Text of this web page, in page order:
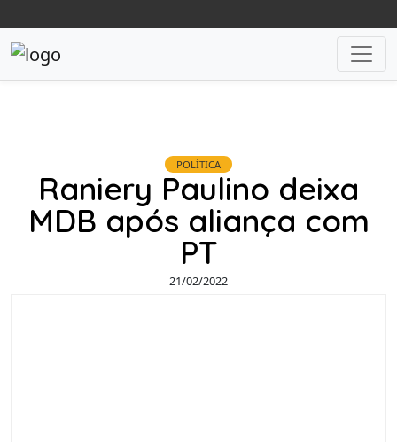
POLÍTICA
Raniery Paulino deixa
MDB após aliança com
PT
21/02/2022